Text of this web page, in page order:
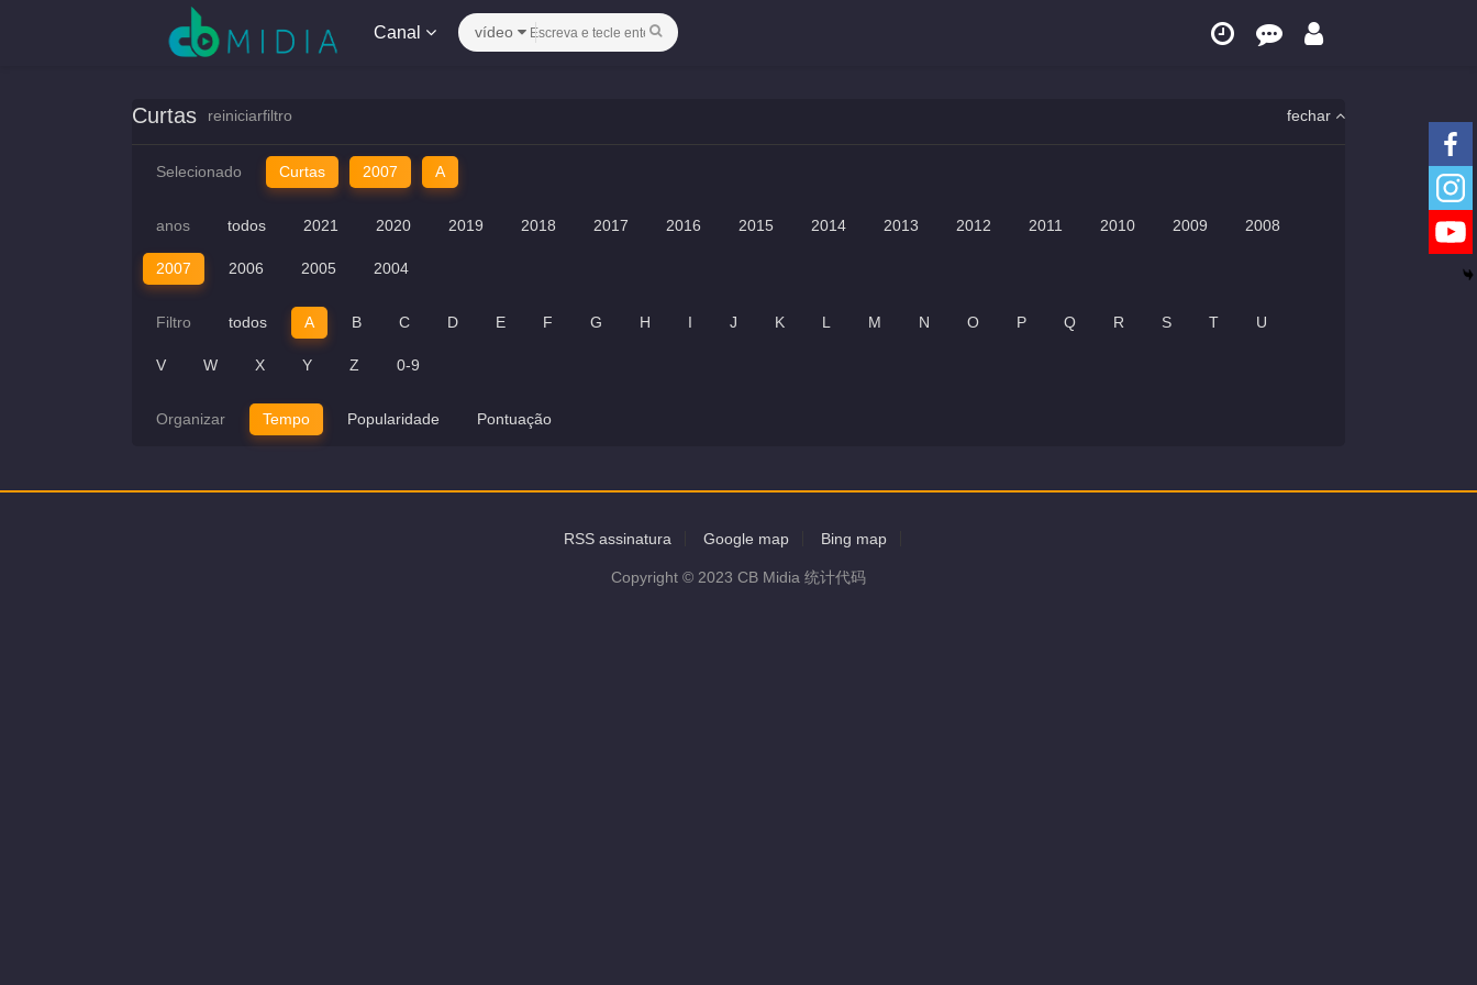
Canal vídeo
fechar
Curtas reiniciarfiltro
Selecionado Curtas 2007 A
anos todos 2021 2020 2019 2018 2017 2016 2015 2014 2013 2012 2011 2010 2009 2008
2007 2006 2005 2004
Filtro todos A B C D E F G H I J K L M N O P Q R S T U
V W X Y Z 0-9
Organizar Tempo Popularidade Pontuação
RSS assinatura Google map Bing map
Copyright © 2023 CB Midia 统计代码